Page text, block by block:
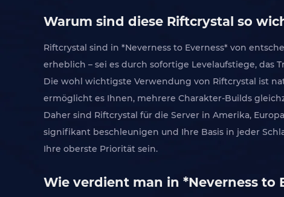
Warum sind diese Riftcrystal so
Riftcrystal sind in *Neverness to Everness* von
erheblich – sei es durch sofortige Levelaufstiege, das
Die wohl wichtigste Verwendung von Riftcrystal ist
ermöglicht es Ihnen, mehrere Charakter-Builds
Daher sind Riftcrystal für die Server in Amerika,
signifikant beschleunigen und Ihre Basis in jeder
Ihre oberste Priorität sein.
Wie verdient man in *Neverness to